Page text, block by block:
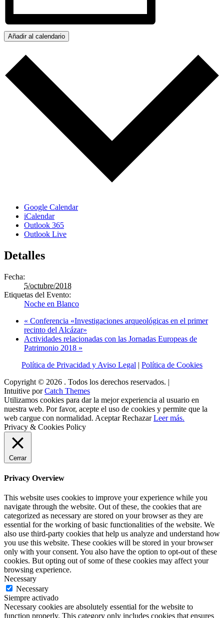
Añadir al calendario
Google Calendar
iCalendar
Outlook 365
Outlook Live
Detalles
Fecha:
5/octubre/2018
Etiquetas del Evento:
Noche en Blanco
« Conferencia «Investigaciones arqueológicas en el primer
recinto del Alcázar»
Actividades relacionadas con las Jornadas Europeas de
Patrimonio 2018 »
Política de Privacidad y Aviso Legal | Política de Cookies
Copyright © 2026 . Todos los derechos reservados. |
Intuitive porCatch Themes
Utilizamos cookies para dar la mejor experiencia al usuario en
nuestra web. Por favor, acepte el uso de cookies y permite que la
web cargue con normalidad. Aceptar Rechazar Leer más.
Privacy & Cookies Policy
Cerrar
Privacy Overview
This website uses cookies to improve your experience while you
navigate through the website. Out of these, the cookies that are
categorized as necessary are stored on your browser as they are
essential for the working of basic functionalities of the website. We
also use third-party cookies that help us analyze and understand how
you use this website. These cookies will be stored in your browser
only with your consent. You also have the option to opt-out of these
cookies. But opting out of some of these cookies may affect your
browsing experience.
Necessary
Necessary
Siempre activado
Necessary cookies are absolutely essential for the website to
function properly. This category only includes cookies that ensures